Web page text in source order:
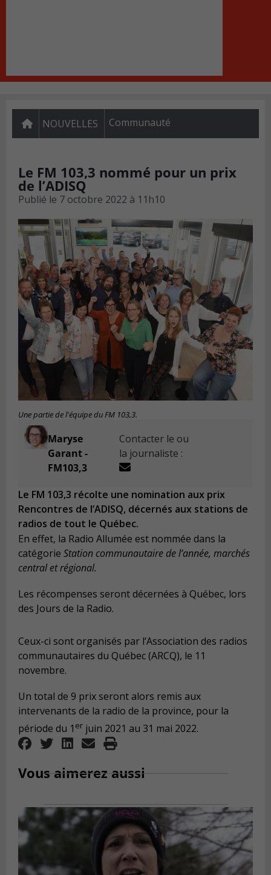
NOUVELLES Communauté
Le FM 103,3 nommé pour un prix
de l’ADISQ
Publié le 7 octobre 2022 à 11h10
Une partie de l'équipe du FM 103,3.
Maryse
Garant -
FM103,3
Contacter le ou
la journaliste :
Le FM 103,3 récolte une nomination aux prix
Rencontres de l’ADISQ, décernés aux stations de
radios de tout le Québec.
En effet, la Radio Allumée est nommée dans la
catégorie Station communautaire de l’année, marchés
central et régional.
Les récompenses seront décernées à Québec, lors
des Jours de la Radio.
Ceux-ci sont organisés par l’Association des radios
communautaires du Québec (ARCQ), le 11
novembre.
Un total de 9 prix seront alors remis aux
intervenants de la radio de la province, pour la
période du 1 er juin 2021 au 31 mai 2022.
Vous aimerez aussi